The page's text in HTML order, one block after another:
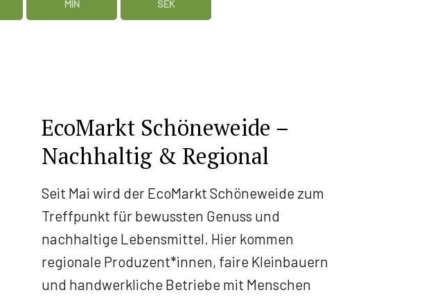
MIN SEK
EcoMarkt Schöneweide –
Nachhaltig & Regional
Seit Mai wird der EcoMarkt Schöneweide zum
Treffpunkt für bewussten Genuss und
nachhaltige Lebensmittel. Hier kommen
regionale Produzent*innen, faire Kleinbauern
und handwerkliche Betriebe mit Menschen